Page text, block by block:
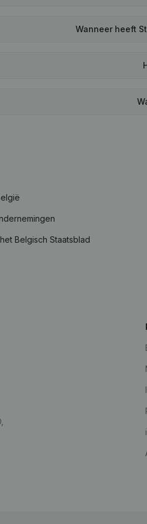
Wanneer heeft
Belgisch Staatsblad